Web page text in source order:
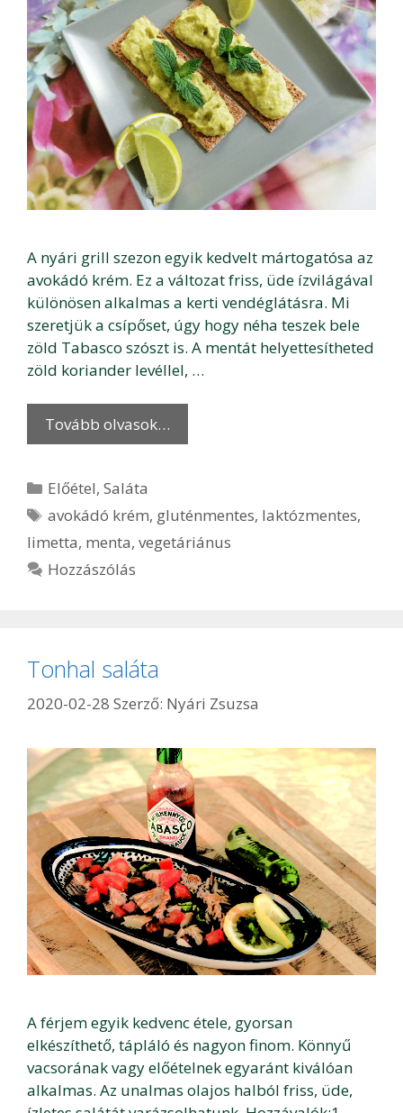
A nyári grill szezon egyik kedvelt mártogatósa az
avokádó krém. Ez a változat friss, üde ízvilágával
különösen alkalmas a kerti vendéglátásra. Mi
szeretjük a csípőset, úgy hogy néha teszek bele
zöld Tabasco szószt is. A mentát helyettesítheted
zöld koriander levéllel, …
Tovább olvasok…
Kategória
Előétel,Saláta
Címkék
avokádó krém, gluténmentes, laktózmentes,
limetta, menta, vegetáriánus
Hozzászólás
Tonhal saláta
2020-02-28 Szerző: Nyári Zsuzsa
A férjem egyik kedvenc étele, gyorsan
elkészíthető, tápláló és nagyon finom. Könnyű
vacsorának vagy előételnek egyaránt kiválóan
alkalmas. Az unalmas olajos halból friss, üde,